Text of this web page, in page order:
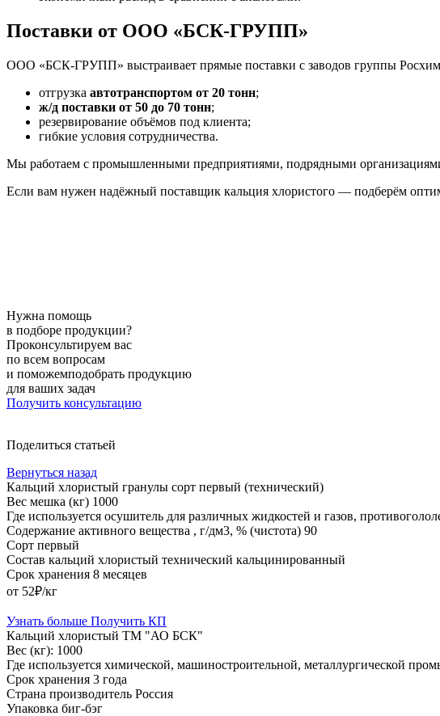
Поставки от ООО «БСК-ГРУПП»
ООО «БСК-ГРУПП» выстраивает прямые поставки с заводов группы
отгрузка автотранспортом от 20 тонн;
ж/д поставки от 50 до 70 тонн;
резервирование объёмов под клиента;
гибкие условия сотрудничества.
Мы работаем с промышленными предприятиями, подрядными организациями
Если вам нужен надёжный поставщик кальция хлористого — подберём
Нужна помощь
в подборе продукции?
Проконсультируем вас
по всем вопросам
и поможемподобрать продукцию
для ваших задач
Получить консультацию
Поделиться статьей
Вернуться назад
Кальций хлористый гранулы сорт первый (технический)
Вес мешка (кг) 1000
Где используется осушитель для различных жидкостей и газов,
Содержание активного вещества , г/дм3, % (чистота) 90
Сорт первый
Состав кальций хлористый технический кальцинированный
Срок хранения 8 месяцев
от 52₽/кг
Узнать больше Получить КП
Кальций хлористый ТМ "АО БСК"
Вес (кг): 1000
Где используется химической, машиностроительной, металлургической
Срок хранения 3 года
Страна производитель Россия
Упаковка биг-бэг